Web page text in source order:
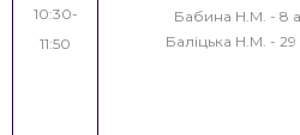
10:30-
11:50
Бабина Н.М. - 8
Баліцька Н.М. - 29